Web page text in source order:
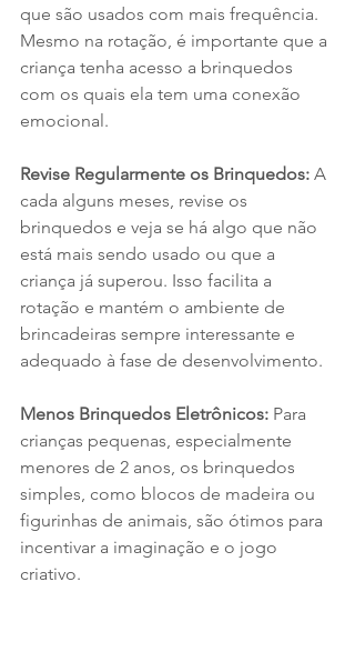
que são usados com mais frequência.
Mesmo na rotação, é importante que a
criança tenha acesso a brinquedos
com os quais ela tem uma conexão
emocional.
Revise Regularmente os Brinquedos: A
cada alguns meses, revise os
brinquedos e veja se há algo que não
está mais sendo usado ou que a
criança já superou. Isso facilita a
rotação e mantém o ambiente de
brincadeiras sempre interessante e
adequado à fase de desenvolvimento.
Menos Brinquedos Eletrônicos: Para
crianças pequenas, especialmente
menores de 2 anos, os brinquedos
simples, como blocos de madeira ou
figurinhas de animais, são ótimos para
incentivar a imaginação e o jogo
criativo.